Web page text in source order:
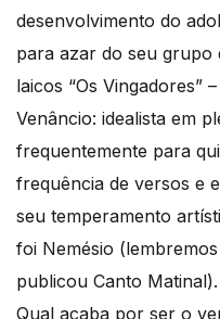
desenvolvimento do
para azar do seu grupo
laicos “Os Vingadores”
Venâncio: idealista em
frequentemente para
frequência de versos e
seu temperamento
foi Nemésio
publicou Canto Matinal).
Qual acaba por ser o